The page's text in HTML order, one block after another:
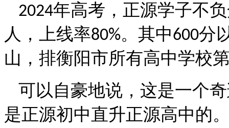
2024年高考，正源学子不
人，上线率80%。其中600分
山，排衡阳市所有高中学校
可以自豪地说，这是一个
是正源初中直升正源高中的